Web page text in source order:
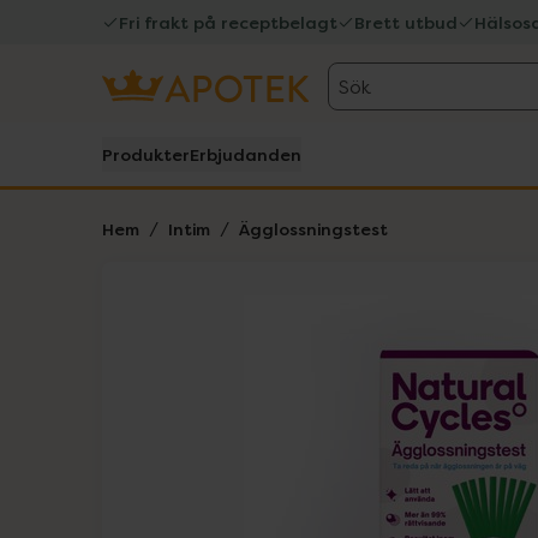
Fri frakt på receptbelagt Brett utbud
Sök
ProdukterErbjudanden
Hem Intim Ägglossningstest